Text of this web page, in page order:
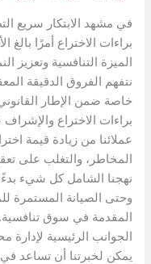
في مشهد الابتكار سريع
براءات الاختراع أمرًا
نتفهم الفروق الدقيقة
خاصة ضمن الإطار
براءات الاختراع
عملائنا من زيادة قيمة
المخاطر، والتغلب على
نهجنا الشامل كل شيء
وحتى الصيانة المستمرة
المقدمة في سوق
الجوانب الرئيسية
يمكن لخبرتنا أن تساعد في